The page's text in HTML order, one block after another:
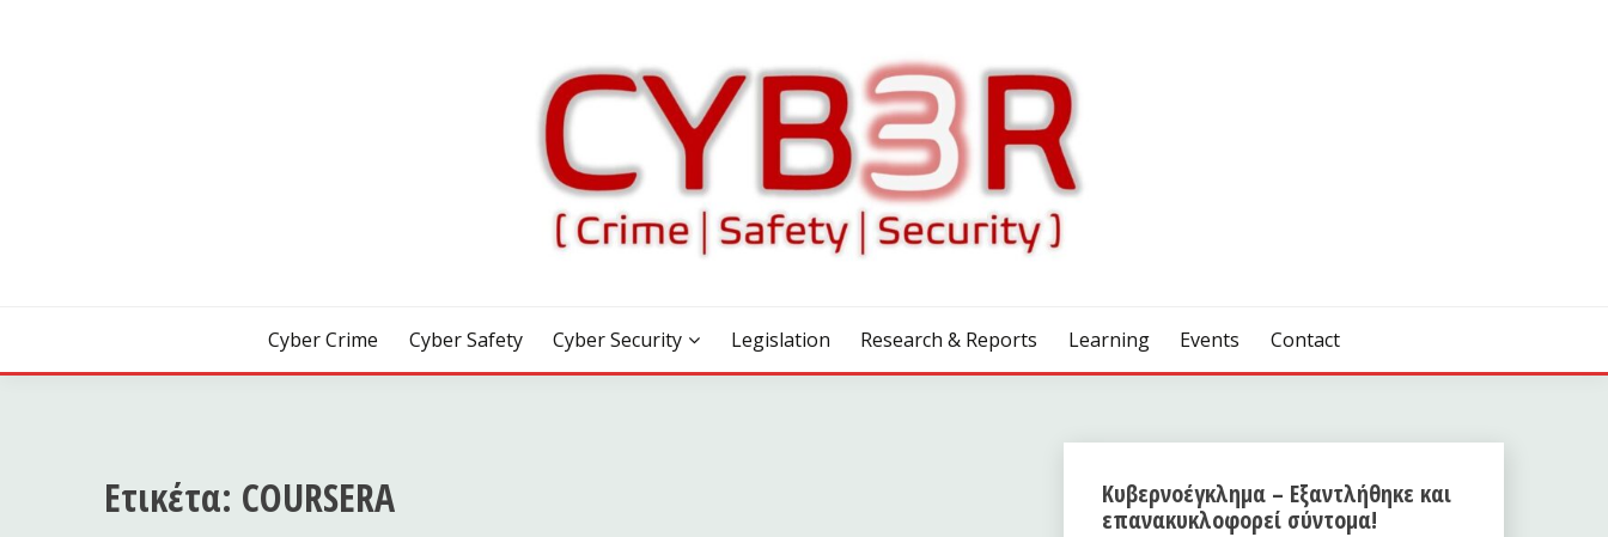
Cyber Crime Cyber Safety Cyber Security Legislation Research & Reports Learning Events Contact
Ετικέτα: COURSERA
Κυβερνοέγκλημα – Εξαντλήθηκε και
επανακυκλοφορεί σύντομα!